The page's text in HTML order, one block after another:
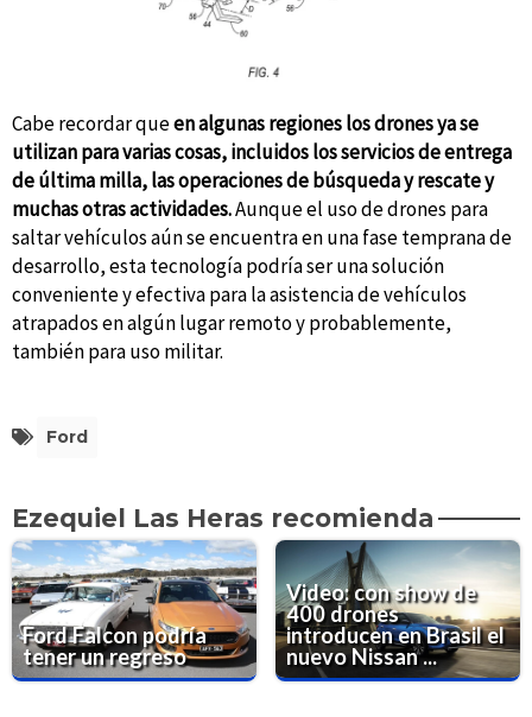
Cabe recordar queen algunas regiones los drones ya se
utilizan para varias cosas, incluidos los servicios de entrega
de última milla, las operaciones de búsqueda y rescate y
muchas otras actividades.Aunque el uso de drones para
saltar vehículos aún se encuentra en una fase temprana de
desarrollo, esta tecnología podría ser una solución
conveniente y efectiva para la asistencia de vehículos
atrapados en algún lugar remoto y probablemente,
también para uso militar.
Ford
Ezequiel Las Heras recomienda
Ford Falcon podría
tener un regreso
Video: con show de
400 drones
introducen en Brasil el
nuevo Nissan ...